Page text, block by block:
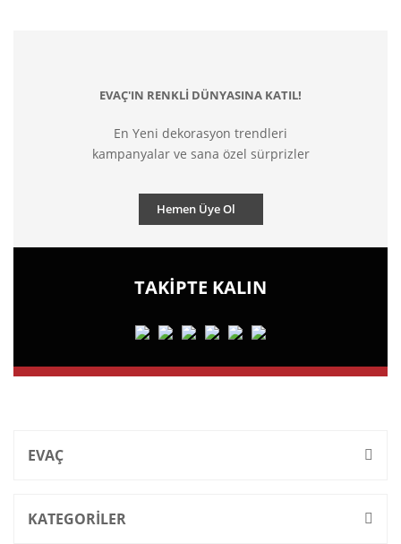
EVAÇ'IN RENKLİ DÜNYASINA KATIL!
En Yeni dekorasyon trendleri
kampanyalar ve sana özel sürprizler
Hemen Üye Ol
TAKİPTE KALIN
EVAÇ
KATEGORİLER